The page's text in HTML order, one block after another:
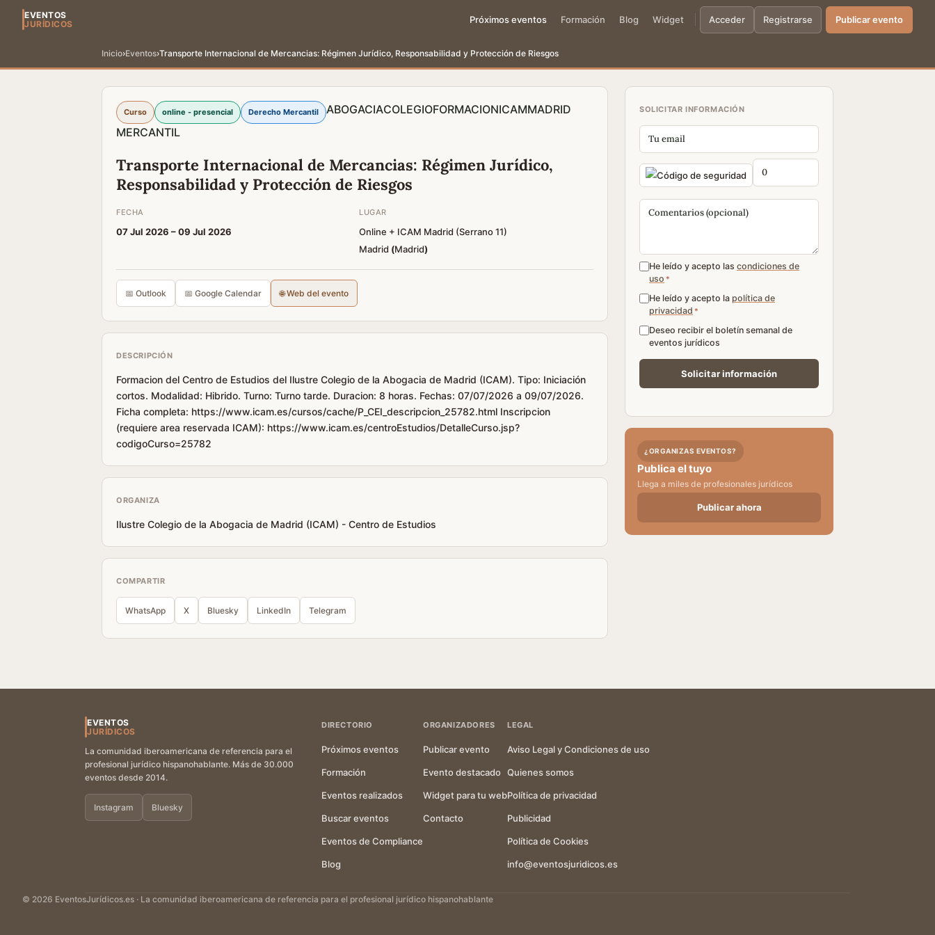
EVENTOS
JURÍDICOS
Próximos eventos Formación Blog Widget Acceder Registrarse Publicar evento
Inicio›Eventos›Transporte Internacional de Mercancias: Régimen Jurídico, Responsabilidad y Protección de Riesgos
Curso online - presencial Derecho Mercantil ABOGACIACOLEGIOFORMACIONICAMMADRID
MERCANTIL
Transporte Internacional de Mercancias: Régimen Jurídico,
Responsabilidad y Protección de Riesgos
FECHA
07 Jul 2026 –09 Jul 2026
LUGAR
Online + ICAM Madrid (Serrano 11)
Madrid (Madrid)
📅 Outlook 📅 Google Calendar 🌐 Web del evento
DESCRIPCIÓN
Formacion del Centro de Estudios del Ilustre Colegio de la Abogacia de Madrid (ICAM). Tipo: Iniciación
cortos. Modalidad: Hibrido. Turno: Turno tarde. Duracion: 8 horas. Fechas: 07/07/2026 a 09/07/2026.
Ficha completa: https://www.icam.es/cursos/cache/P_CEI_descripcion_25782.html Inscripcion
(requiere area reservada ICAM): https://www.icam.es/centroEstudios/DetalleCurso.jsp?
codigoCurso=25782
ORGANIZA
Ilustre Colegio de la Abogacia de Madrid (ICAM) - Centro de Estudios
COMPARTIR
WhatsApp X Bluesky LinkedIn Telegram
SOLICITAR INFORMACIÓN
He leído y acepto las condiciones de
uso *
He leído y acepto la política de
privacidad *
Deseo recibir el boletín semanal de
eventos jurídicos
¿ORGANIZAS EVENTOS?
Publica el tuyo
Llega a miles de profesionales jurídicos
Publicar ahora
EVENTOS
JURÍDICOS
La comunidad iberoamericana de referencia para el
profesional jurídico hispanohablante. Más de 30.000
eventos desde 2014.
Instagram Bluesky
DIRECTORIO
Próximos eventos
Formación
Eventos realizados
Buscar eventos
Eventos de Compliance
Blog
ORGANIZADORES
Publicar evento
Evento destacado
Widget para tu web
Contacto
LEGAL
Aviso Legal y Condiciones de uso
Quienes somos
Política de privacidad
Publicidad
Política de Cookies
info@eventosjuridicos.es
© 2026 EventosJurídicos.es · La comunidad iberoamericana de referencia para el profesional jurídico hispanohablante